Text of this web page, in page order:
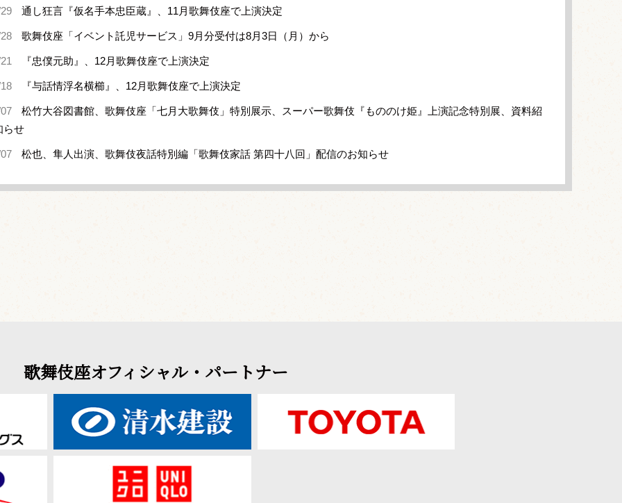
通し狂言『仮名手本忠臣蔵』、11月歌舞伎座で上演決定
歌舞伎座「イベント託児サービス」9月分受付は8月3日（月）から
『忠僕元助』、12月歌舞伎座で上演決定
『与話情浮名横櫛』、12月歌舞伎座で上演決定
松竹大谷図書館、歌舞伎座「七月大歌舞伎」特別展示、スーパー歌舞伎『もののけ姫』上演記念特別展、資料紹
らせ
松也、隼人出演、歌舞伎夜話特別編「歌舞伎家話 第四十八回」配信のお知らせ
歌舞伎座オフィシャル・パートナー